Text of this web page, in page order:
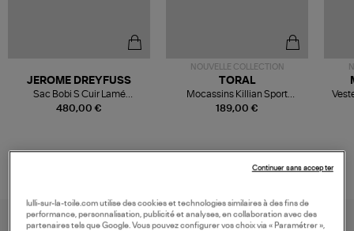
480,00 €
JEROME DREYFUSS
Sac Bobi S Cuir Lamé
Champagne
NOUVELLE COLLECTION
189,00 €
TORAL
Mocassins Killian Sport
Mousse
lulli-sur-la-toile.com utilise des cookies et technologies similaires à des fins de
performance, personnalisation, publicité et analyses, en collaboration avec des
partenaires tels que Google. Vous pouvez configurer vos choix via « Paramétrer »,
Continuer sans accepter